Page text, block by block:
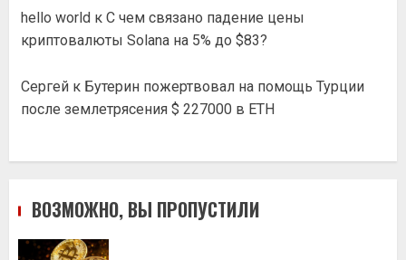
hello world к С чем связано падение цены
криптовалюты Solana на 5% до $83?
Сергей к Бутерин пожертвовал на помощь Турции
после землетрясения $ 227000 в ETH
ВОЗМОЖНО, ВЫ ПРОПУСТИЛИ